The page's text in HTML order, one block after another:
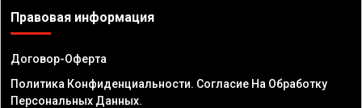
Правовая информация
Договор-Оферта
Политика Конфиденциальности. Согласие На Обработку
Персональных Данных.